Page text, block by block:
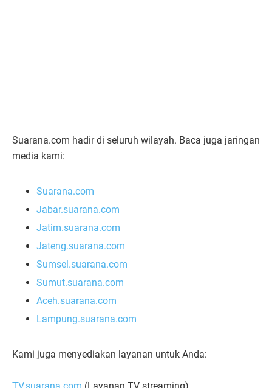
Suarana.com hadir di seluruh wilayah. Baca juga jaringan
media kami:
Suarana.com
Jabar.suarana.com
Jatim.suarana.com
Jateng.suarana.com
Sumsel.suarana.com
Sumut.suarana.com
Aceh.suarana.com
Lampung.suarana.com
Kami juga menyediakan layanan untuk Anda:
TV.suarana.com (Layanan TV streaming)